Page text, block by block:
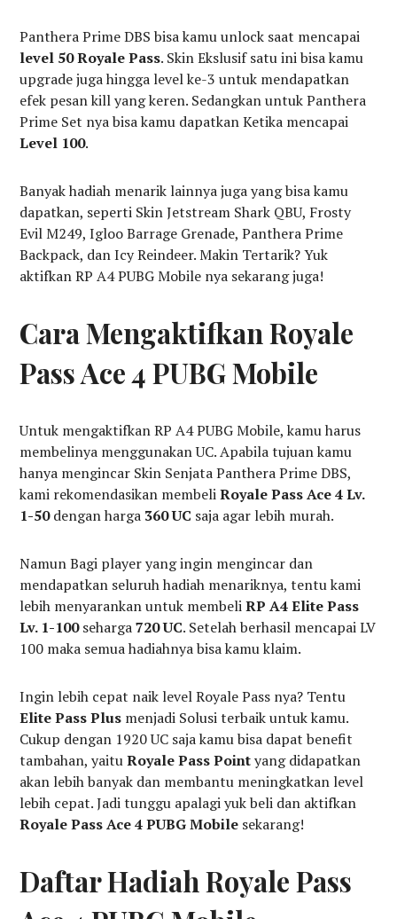
Panthera Prime DBS bisa kamu unlock saat mencapai
level 50 Royale Pass. Skin Ekslusif satu ini bisa kamu
upgrade juga hingga level ke-3 untuk mendapatkan
efek pesan kill yang keren. Sedangkan untuk Panthera
Prime Set nya bisa kamu dapatkan Ketika mencapai
Level 100.
Banyak hadiah menarik lainnya juga yang bisa kamu
dapatkan, seperti Skin Jetstream Shark QBU, Frosty
Evil M249, Igloo Barrage Grenade, Panthera Prime
Backpack, dan Icy Reindeer. Makin Tertarik? Yuk
aktifkan RP A4 PUBG Mobile nya sekarang juga!
Cara Mengaktifkan Royale
Pass Ace 4 PUBG Mobile
Untuk mengaktifkan RP A4 PUBG Mobile, kamu harus
membelinya menggunakan UC. Apabila tujuan kamu
hanya mengincar Skin Senjata Panthera Prime DBS,
kami rekomendasikan membeliRoyale Pass Ace 4 Lv.
1-50dengan harga 360 UC saja agar lebih murah.
Namun Bagi player yang ingin mengincar dan
mendapatkan seluruh hadiah menariknya, tentu kami
lebih menyarankan untuk membeliRP A4 Elite Pass
Lv. 1-100seharga720 UC. Setelah berhasil mencapai LV
100 maka semua hadiahnya bisa kamu klaim.
Ingin lebih cepat naik level Royale Pass nya? Tentu
Elite Pass Plus menjadi Solusi terbaik untuk kamu.
Cukup dengan 1920 UC saja kamu bisa dapat benefit
tambahan, yaituRoyale Pass Pointyang didapatkan
akan lebih banyak dan membantu meningkatkan level
lebih cepat. Jadi tunggu apalagi yuk beli dan aktifkan
Royale Pass Ace 4 PUBG Mobile sekarang!
Daftar Hadiah Royale Pass